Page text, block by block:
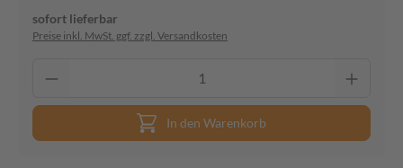
sofort lieferbar
Preise inkl. MwSt. ggf. zzgl. Versandkosten
In den Warenkorb